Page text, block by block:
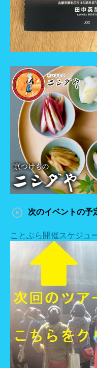
次のイベントの予
ことぶら開催スケジュ